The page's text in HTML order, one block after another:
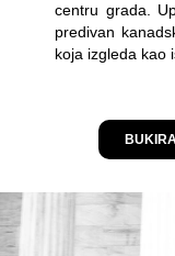
centru grada.
predivan
koja izgleda kao